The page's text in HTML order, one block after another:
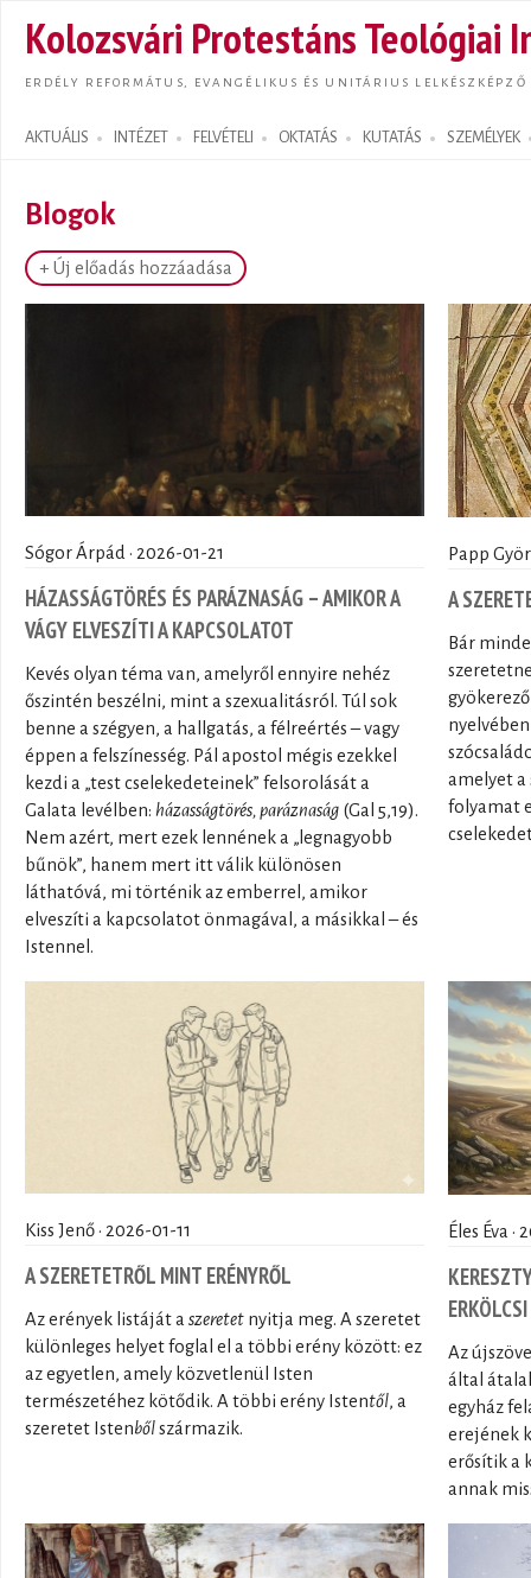
Kolozsvári Protestáns Teológiai
ERDÉLY REFORMÁTUS, EVANGÉLIKUS ÉS UNITÁRIUS LELKÉSZKÉPZŐ
AKTUÁLIS INTÉZET FELVÉTELI OKTATÁS KUTATÁS SZEMÉLYEK
Search form
Blogok
+ Új előadás hozzáadása
Sógor Árpád · 2026-01-21
HÁZASSÁGTÖRÉS ÉS PARÁZNASÁG – AMIKOR A
VÁGY ELVESZÍTI A KAPCSOLATOT
Kevés olyan téma van, amelyről ennyire nehéz
őszintén beszélni, mint a szexualitásról. Túl sok
benne a szégyen, a hallgatás, a félreértés – vagy
éppen a felszínesség. Pál apostol mégis ezekkel
kezdi a „test cselekedeteinek” felsorolását a
Galata levélben: házasságtörés, paráznaság (Gal 5,19).
Nem azért, mert ezek lennének a „legnagyobb
bűnök”, hanem mert itt válik különösen
láthatóvá, mi történik az emberrel, amikor
elveszíti a kapcsolatot önmagával, a másikkal – és
Istennel.
Papp
A
Bár
amelyet
folyamat
Kiss Jenő · 2026-01-11
A SZERETETRŐL MINT ERÉNYRŐL
Az erények listáját a szeretet nyitja meg. A szeretet
különleges helyet foglal el a többi erény között: ez
az egyetlen, amely közvetlenül Isten
természetéhez kötődik. A többi erény Istentől, a
szeretet Istenbőlszármazik.
Éles Éva ·
Az
által
egyház
erejének
erősítik a
annak